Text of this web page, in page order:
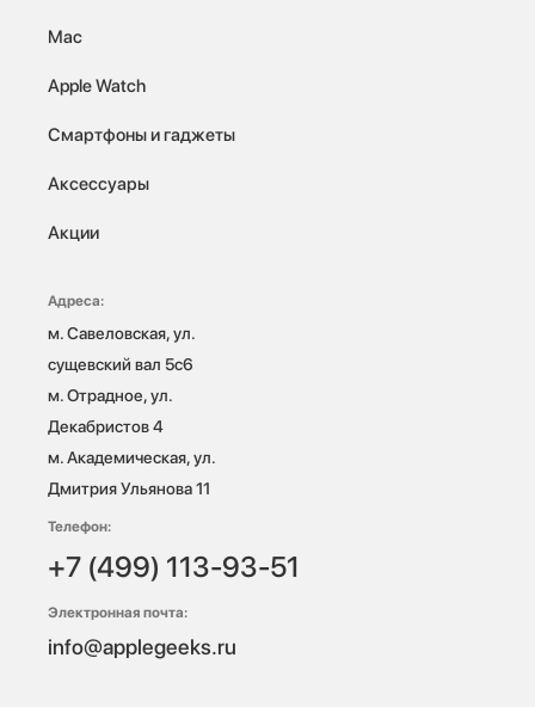
Mac
Apple Watch
Смартфоны и гаджеты
Аксессуары
Акции
Адреса:
м. Савеловская, ул.
сущевский вал 5с6
м. Отрадное, ул.
Декабристов 4
м. Академическая, ул.
Дмитрия Ульянова 11
Телефон:
+7 (499) 113-93-51
Электронная почта:
info@applegeeks.ru